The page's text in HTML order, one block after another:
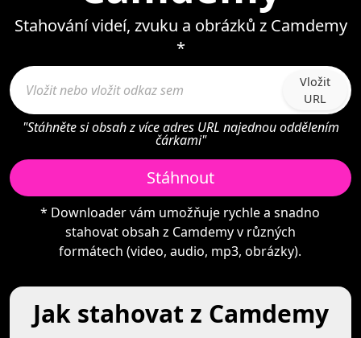
Stahování videí, zvuku a obrázků z Camdemy
*
Vložit
URL
"Stáhněte si obsah z více adres URL najednou oddělením
čárkami"
Stáhnout
* Downloader vám umožňuje rychle a snadno
stahovat obsah z Camdemy v různých
formátech (video, audio, mp3, obrázky).
Jak stahovat z Camdemy